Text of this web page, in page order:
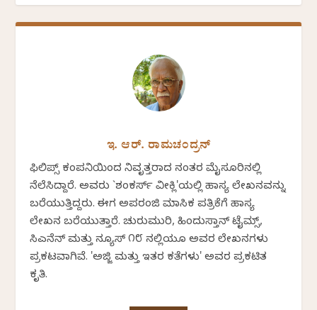
ಇ. ಆರ್. ರಾಮಚಂದ್ರನ್
ಫಿಲಿಪ್ಸ್ ಕಂಪನಿಯಿಂದ ನಿವೃತ್ತರಾದ ನಂತರ ಮೈಸೂರಿನಲ್ಲಿ
ನೆಲೆಸಿದ್ದಾರೆ. ಅವರು `ಶಂಕರ್ಸ್ ವೀಕ್ಲಿ'ಯಲ್ಲಿ ಹಾಸ್ಯ ಲೇಖನವನ್ನು
ಬರೆಯುತ್ತಿದ್ದರು. ಈಗ ಅಪರಂಜಿ ಮಾಸಿಕ ಪತ್ರಿಕೆಗೆ ಹಾಸ್ಯ
ಲೇಖನ ಬರೆಯುತ್ತಾರೆ. ಚುರುಮುರಿ, ಹಿಂದುಸ್ತಾನ್ ಟೈಮ್ಸ್,
ಸಿಎನೆನ್ ಮತ್ತು ನ್ಯೂಸ್ ೧೮ ನಲ್ಲಿಯೂ ಅವರ ಲೇಖನಗಳು
ಪ್ರಕಟವಾಗಿವೆ. 'ಅಜ್ಜಿ ಮತ್ತು ಇತರ ಕತೆಗಳು' ಅವರ ಪ್ರಕಟಿತ
ಕೃತಿ.